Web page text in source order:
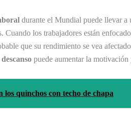
durante el Mundial puede llevar a
Cuando los trabajadores están
que su rendimiento se vea
puede aumentar la
los quinchos con techo de chapa